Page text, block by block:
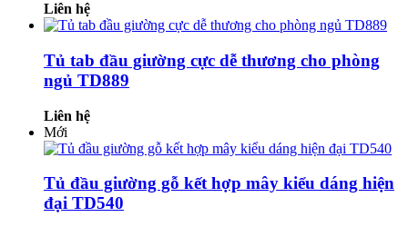
Liên hệ
Tủ tab đầu giường cực dễ thương cho phòng
ngủ TD889
Liên hệ
Mới
Tủ đầu giường gỗ kết hợp mây kiểu dáng hiện
đại TD540